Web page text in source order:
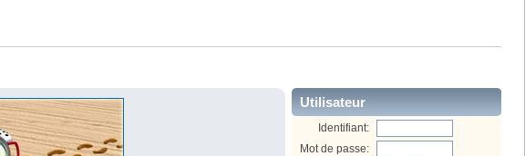
Utilisateur
Identifiant:
Mot de passe: